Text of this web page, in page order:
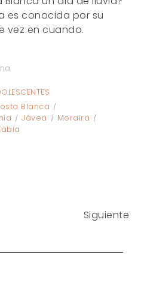
es conocida por su
vez en cuando.
Blanca
Jávea
Moraira
Siguiente